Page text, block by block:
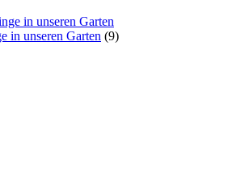
in unseren Garten (9)